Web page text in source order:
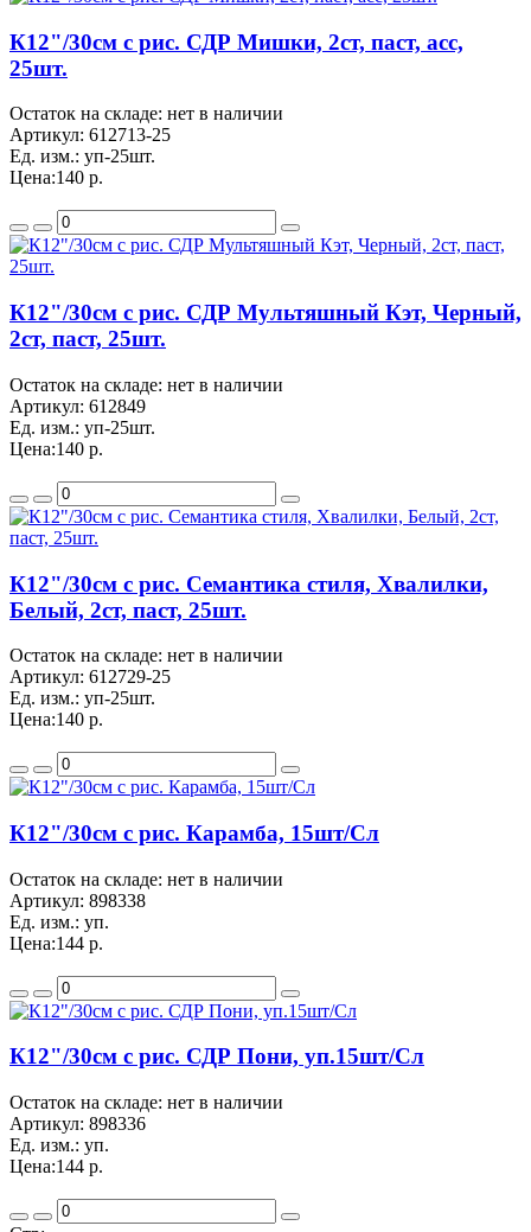
К12"/30см с рис. СДР Мишки, 2ст, паст, асс,
25шт.
Остаток на складе: нет в наличии
Артикул: 612713-25
Ед. изм.: уп-25шт.
Цена:140 р.
К12"/30см с рис. СДР Мультяшный Кэт, Черный,
2ст, паст, 25шт.
Остаток на складе: нет в наличии
Артикул: 612849
Ед. изм.: уп-25шт.
Цена:140 р.
К12"/30см с рис. Семантика стиля, Хвалилки,
Белый, 2ст, паст, 25шт.
Остаток на складе: нет в наличии
Артикул: 612729-25
Ед. изм.: уп-25шт.
Цена:140 р.
К12"/30см с рис. Карамба, 15шт/Сл
Остаток на складе: нет в наличии
Артикул: 898338
Ед. изм.: уп.
Цена:144 р.
К12"/30см с рис. СДР Пони, уп.15шт/Сл
Остаток на складе: нет в наличии
Артикул: 898336
Ед. изм.: уп.
Цена:144 р.